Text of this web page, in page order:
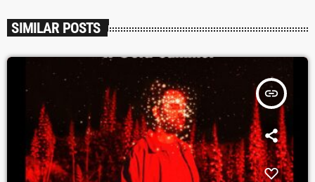
SIMILAR POSTS
insert_link